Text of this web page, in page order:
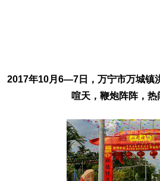
2017年10月6—7日，万宁市万城镇
喧天，鞭炮阵阵，热